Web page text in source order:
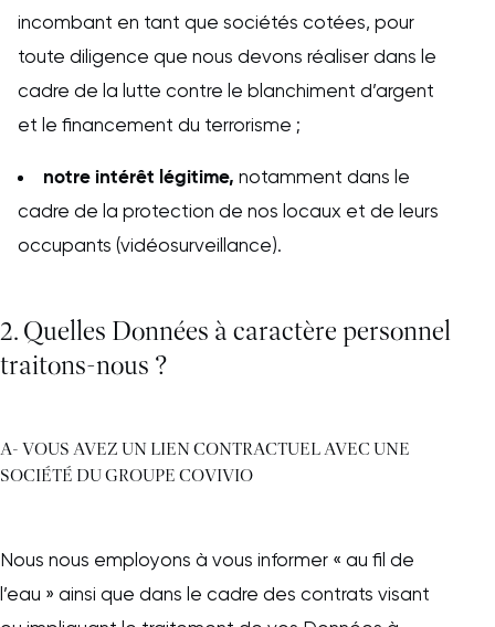
incombant en tant que sociétés cotées, pour
toute diligence que nous devons réaliser dans le
cadre de la lutte contre le blanchiment d’argent
et le financement du terrorisme ;
notre intérêt légitime, notamment dans le
cadre de la protection de nos locaux et de leurs
occupants (vidéosurveillance).
2. Quelles Données à caractère personnel
traitons-nous ?
A- VOUS AVEZ UN LIEN CONTRACTUEL AVEC UNE
SOCIÉTÉ DU GROUPE COVIVIO
Nous nous employons à vous informer « au fil de
l’eau » ainsi que dans le cadre des contrats visant